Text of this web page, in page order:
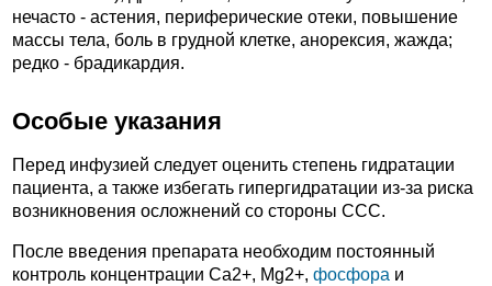
нечасто - астения, периферические отеки, повышение
массы тела, боль в грудной клетке, анорексия, жажда;
редко - брадикардия.
Особые указания
Перед инфузией следует оценить степень гидратации
пациента, а также избегать гипергидратации из-за риска
возникновения осложнений со стороны ССС.
После введения препарата необходим постоянный
контроль концентрации Ca2+, Mg2+, фосфора и